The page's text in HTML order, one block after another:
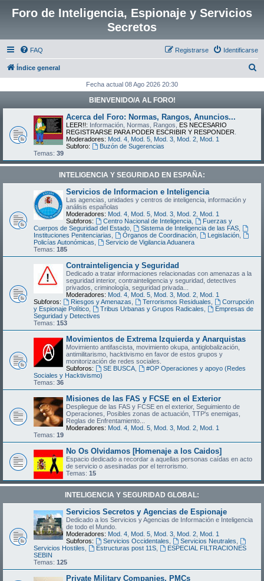
Foro de Inteligencia, Espionaje y Servicios
Secretos
FAQ Identificarse
Registrarse
Índice general
c
Fecha actual 08 Ago 2026 20:30
BIENVENIDO/A AL FORO!
Acerca del Foro: Normas, Rangos, Anuncios...
LEER!!: Información, Normas, Rangos, ES NECESARIO
REGISTRARSE PARA PODER ESCRIBIR Y RESPONDER
Moderadores: Mod. 4 Mod. 5 Mod. 3 Mod. 2 Mod. 1
Subforo:
Buzón de Sugerencias
Temas: 39
INTELIGENCIA Y SEGURIDAD EN ESPAÑA:
Servicios de Informacion e Inteligencia
Las agencias, unidades y centros de inteligencia, información y
análisis españolas
Moderadores: Mod. 4 Mod. 5 Mod. 3 Mod. 2 Mod. 1
Subforos:
Centro Nacional de Inteligencia,
Fuerzas y
Cuerpos de Seguridad del Estado
Sistema de Inteligencia de las FAS,
Instituciones Penitenciarias
Órganos de Coordinación, Legislación,
Policías Autonómicas
Servicio de Vigilancia Aduanera
Temas: 185
Contrainteligencia y Seguridad
Dedicado a tratar informaciones relacionadas con amenazas a la
seguridad interior, contrainteligencia y seguridad, detectives
privados, criminología, seguridad privada...
Moderadores: Mod. 4 Mod. 5 Mod. 3 Mod. 2 Mod. 1
Subforos:
Riesgos y Amenazas Terrorismos Residuales
Corrupción
y Espionaje Político
Tribus Urbanas y Grupos Radicales
Empresas de
Seguridad y Detectives
Temas: 153
Movimientos de Extrema Izquierda y Anarquistas
Movimiento antifascista, movimiento okupa, antiglobalización,
antimilitarismo, hacktivismo en favor de estos grupos y
monitorización de redes sociales.
Subforos:
SE BUSCA,
#OP Operaciones y apoyo (Redes
Sociales y Hacktivismo)
Temas: 36
Misiones de las FAS y FCSE en el Exterior
Despliegue de las FAS y FCSE en el exterior, Seguimiento de
Operaciones, Posibles zonas de actuación, TTP's enemigas,
Reglas de Enfrentamiento...
Moderadores: Mod. 4 Mod. 5 Mod. 3 Mod. 2 Mod. 1
Temas: 19
No Os Olvidamos [Homenaje a los Caidos]
Espacio dedicado a recordar a aquellas personas caídas en acto
de servicio o asesinadas por el terrorismo.
Temas: 15
INTELIGENCIA Y SEGURIDAD GLOBAL:
Servicios Secretos y Agencias de Espionaje
Dedicado a los Servicios y Agencias de Información e Inteligencia
de todo el Mundo.
Moderadores: Mod. 4 Mod. 5 Mod. 3 Mod. 2 Mod. 1
Subforos:
Servicios Occidentales Servicios Neutrales
Servicios Hostiles
Estructuras post 11S,
ESPECIAL FILTRACIONES
SEBIN
Temas: 125
Private Military Companies, PMCs